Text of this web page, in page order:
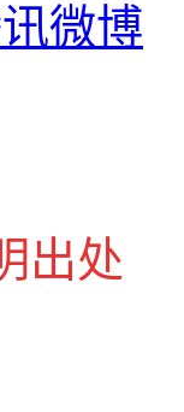
微博
出处